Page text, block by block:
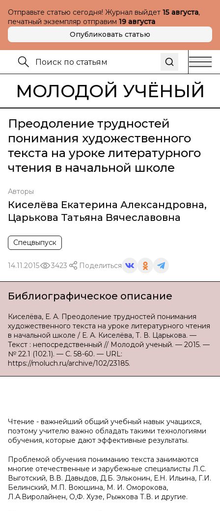
Отправьте статью сегодня! Журнал выйдет 15 августа,
печатный экземпляр отправим 19 августа
Опубликовать статью
МОЛОДОЙ УЧЁНЫЙ
Преодоление трудностей
понимания художественного
текста на уроке литературного
чтения в начальной школе
Авторы
Киселёва Екатерина Александровна,
Царькова Татьяна Вячеславовна
Спецвыпуск
14.11.2015 3423 Поделиться
Библиографическое описание
Киселёва, Е. А. Преодоление трудностей понимания
художественного текста на уроке литературного чтения
в начальной школе / Е. А. Киселёва, Т. В. Царькова. —
Текст : непосредственный // Молодой ученый. — 2015. —
№ 22.1 (102.1). — С. 58-60. — URL:
https://moluch.ru/archive/102/23185.
Чтение - важнейший общий учебный навык учащихся,
поэтому учителю важно обладать такими технологиями
обучения, которые дают эффективные результаты.
Проблемой обучения пониманию текста занимаются
многие отечественные и зарубежные специалисты Л.С.
Выготский, В.В. Давыдов, Д.Б. Эльконин, Е.Н. Ильина, Г.И.
Белинский, М.П. Воюшина, М. И. Оморокова,
Л.А.Виролайнен, О,Ф. Хузе, Рыжкова Т.В. и другие.